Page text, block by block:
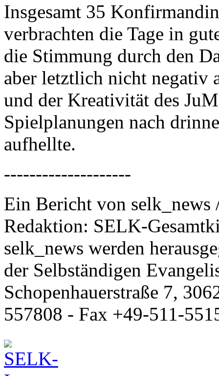
Insgesamt 35
verbrachten die Tage in
die Stimmung durch den
aber letztlich nicht negativ
und der Kreativität des
Spielplanungen nach
aufhellte.
--------------------
Ein Bericht von selk_news
Redaktion: SELK-
selk_news werden
der Selbständigen
Schopenhauerstraße 7,
557808 - Fax +49-511-